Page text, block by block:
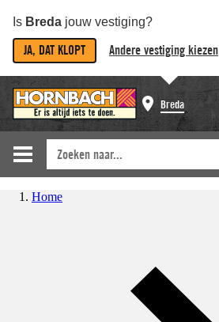
Is Breda jouw vestiging?
JA, DAT KLOPT Andere vestiging kiezen
Breda
Home